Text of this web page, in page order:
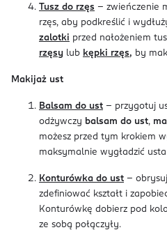
Tusz do rzęs - zwieńczenie
rzęs, aby podkreślić i
zalotki przed nałożeniem
rzęsy lub kępki rzęs, by
Makijaż ust
Balsam do ust - przygotuj
odżywczy balsam do ust,
możesz przed tym krokiem
maksymalnie wygładzić
Konturówka do ust -
zdefiniować kształt i
Konturówkę dobierz pod
ze sobą połączyły.